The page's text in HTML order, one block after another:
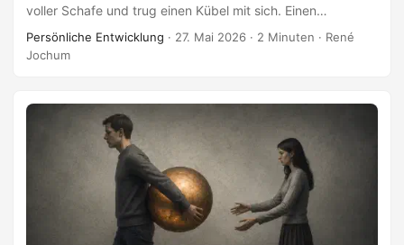
voller Schafe und trug einen Kübel mit sich. Einen
Dreckkübel. Alles, was es sich nicht erlaubt hatte zu sein,
alles, was das Dorf nicht sehen wollte, lag darin. Es konnte
sollten auch schwarz werden, dachte es, dann wäre es
nicht mehr allein. Es stellte sich Nächte vor, in denen es
durchs Dorf zog und Farbe verspritzte. Der Gedanke
wärmte und vergiftete zugleich. ...
Persönliche Entwicklung · 27. Mai 2026 · 2 Minuten · René
Jochum